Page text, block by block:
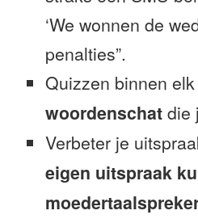
‘We wonnen de
penalties”.
Quizzen binnen
woordenschat die
Verbeter je
eigen uitspraak